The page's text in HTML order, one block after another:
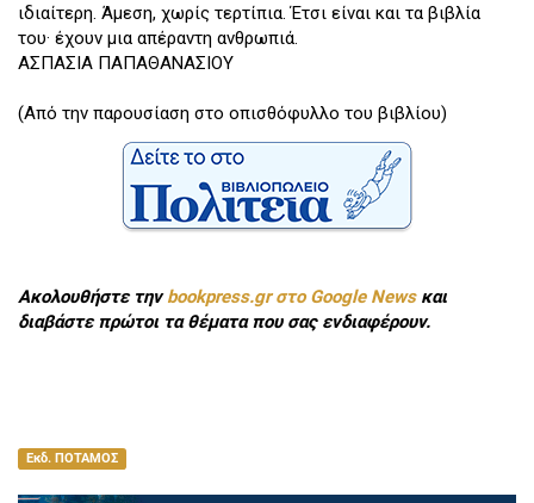
ιδιαίτερη. Άμεση, χωρίς τερτίπια. Έτσι είναι και τα βιβλία
του· έχουν μια απέραντη ανθρωπιά.
ΑΣΠΑΣΙΑ ΠΑΠΑΘΑΝΑΣΙΟΥ
(Από την παρουσίαση στο οπισθόφυλλο του βιβλίου)
Ακολουθήστε τηνbookpress.gr στο Google Newsκαι
διαβάστε πρώτοι τα θέματα που σας ενδιαφέρουν.
Εκδ. ΠΟΤΑΜΟΣ